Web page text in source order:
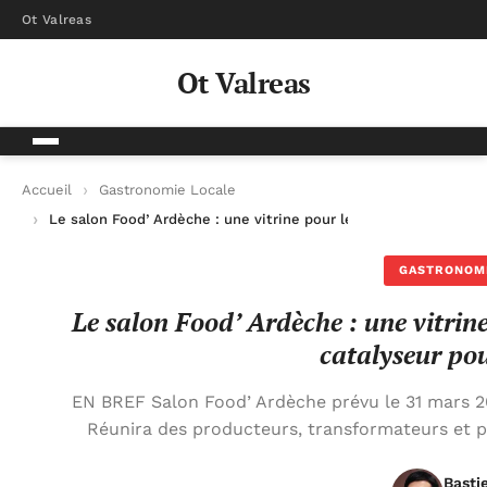
Ot Valreas
Ot Valreas
Accueil
Gastronomie Locale
Le salon Food’ Ardèche : une vitrine pour les producteurs
Le salon Food’ Ardèche : une
catalyseur
EN BREF Salon Food’ Ardèche prévu le 31
Réunira des producteurs, transformateurs et